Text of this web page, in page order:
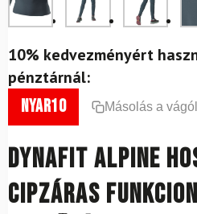
10% kedvezményért
pénztárnál:
nyar10 Másolás a
DYNAFIT Alpine
cipzáras